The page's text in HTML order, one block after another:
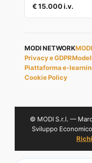
€ 15.000 i.v.
MODI NETWORK
Privacy e GDPR
Piattaforma e-
Cookie Policy
© MODI S.r.l. —
Sviluppo